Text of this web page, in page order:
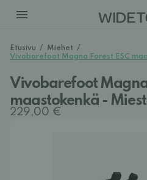
Etusivu / Miehet /
Vivobarefoot Magna Forest ESC
Vivobarefoot Magna
maastokenkä -
229,00 €